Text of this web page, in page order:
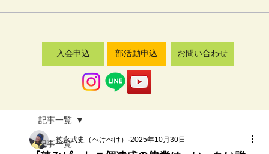
お問い合わせ
部活動申込
入会申込
記事一覧
記事一覧
徳永武史（ぺけぺけ） 2025年10月30日